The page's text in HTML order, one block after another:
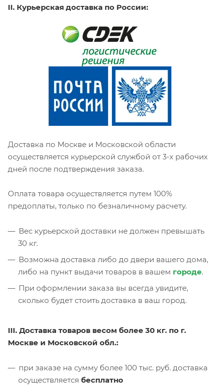
II. Курьерская доставка по России:
Доставка по Москве и Московской области
осуществляется курьерской службой от 3-х рабочих
дней после подтверждения заказа.
Оплата товара осуществляется путем 100%
предоплаты, только по безналичному расчету.
Вес курьерской доставки не должен превышать
30 кг.
Возможна доставка либо до двери вашего дома,
либо на пункт выдачи товаров в вашем городе.
При оформлении заказа вы всегда увидите,
сколько будет стоить доставка в ваш город.
III. Доставка товаров весом более 30 кг. по г.
Москве и Московской обл.:
при заказе на сумму более 100 тыс. руб. доставка
осуществляется бесплатно